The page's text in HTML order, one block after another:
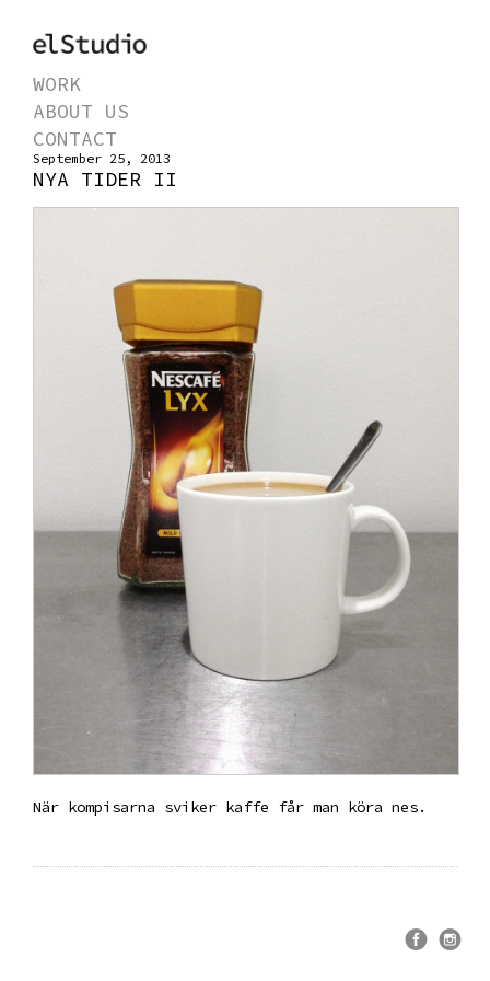
WORK
ABOUT US
CONTACT
September 25, 2013
NYA TIDER II
När kompisarna sviker kaffe får man köra nes.